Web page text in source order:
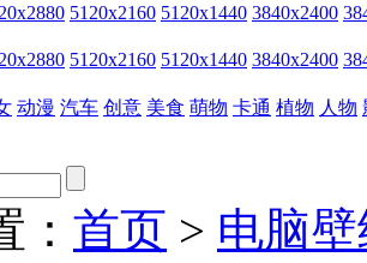
5120x2160 5120x1440 3840x2400
5120x2160 5120x1440 3840x2400
动漫 汽车 创意 美食 萌物 卡通 植物 人物
： 首页 > 电脑